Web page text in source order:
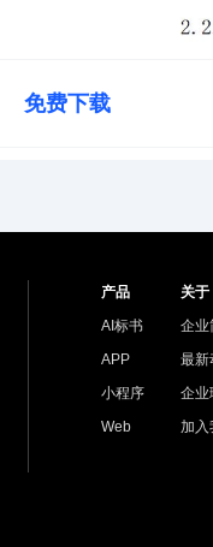
免费下载
产品
AI标书
APP
小程序
Web
关于
企业
最新
企业
加入